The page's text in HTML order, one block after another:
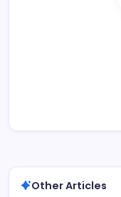
Other Articles